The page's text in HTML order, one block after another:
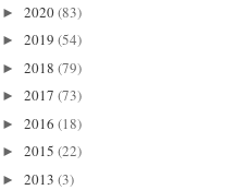
► 2020(83)
► 2019 (54)
► 2018 (79)
► 2017 (73)
► 2016 (18)
► 2015 (22)
► 2013 (3)